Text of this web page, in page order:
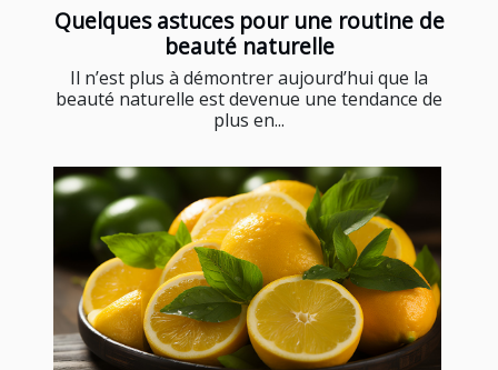
Quelques astuces pour une routine de
beauté naturelle
Il n’est plus à démontrer aujourd’hui que la
beauté naturelle est devenue une tendance de
plus en...